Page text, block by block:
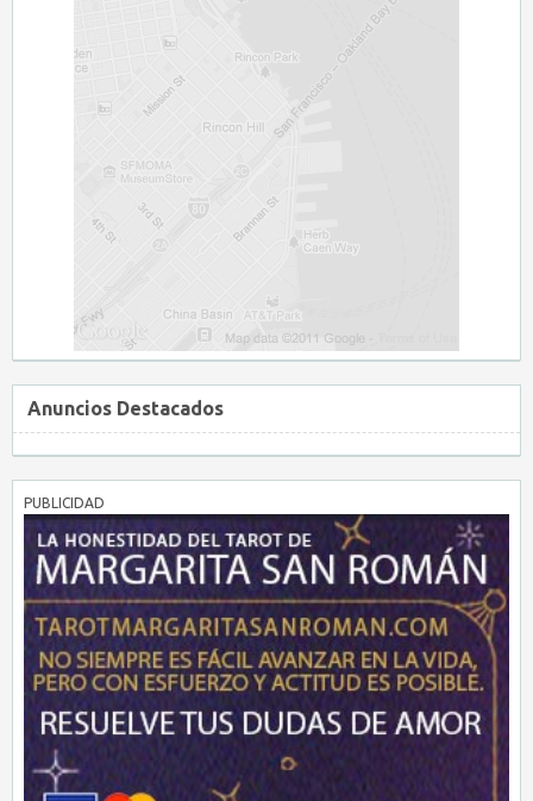
Anuncios Destacados
PUBLICIDAD